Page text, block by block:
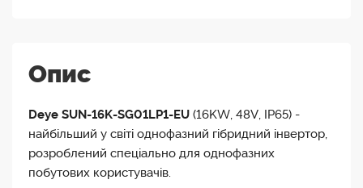
Опис
Deye SUN-16K-SG01LP1-EU (16KW, 48V, IP65) -
найбільший у світі однофазний гібридний інвертор,
розроблений спеціально для однофазних
побутових користувачів.